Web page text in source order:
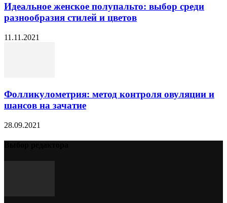
Идеальное женское полупальто: выбор среди
разнообразия стилей и цветов
11.11.2021
Фолликулометрия: метод контроля овуляции и
шансов на зачатие
28.09.2021